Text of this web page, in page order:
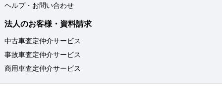
ヘルプ・お問い合わせ
法人のお客様・資料請求
中古車査定仲介サービス
事故車査定仲介サービス
商用車査定仲介サービス